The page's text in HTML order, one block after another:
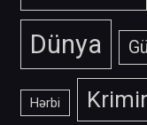
Dünya
Hərbi